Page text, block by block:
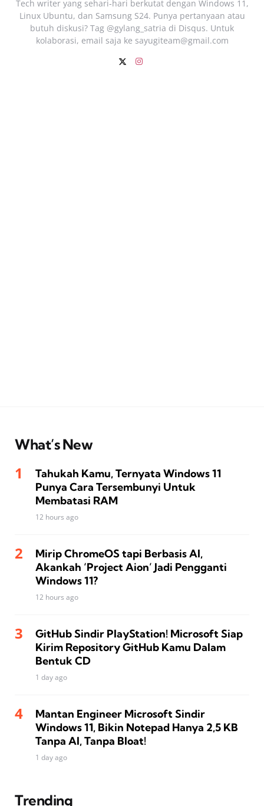
Tech writer yang sehari‑hari berkutat dengan Windows 11,
Linux Ubuntu, dan Samsung S24. Punya pertanyaan atau
butuh diskusi? Tag @gylang_satria di Disqus. Untuk
kolaborasi, email saja ke sayugiteam@gmail.com
What’s New
Tahukah Kamu, Ternyata Windows 11
Punya Cara Tersembunyi Untuk
Membatasi RAM
12 hours ago
Mirip ChromeOS tapi Berbasis AI,
Akankah ‘Project Aion’ Jadi Pengganti
Windows 11?
12 hours ago
GitHub Sindir PlayStation! Microsoft Siap
Kirim Repository GitHub Kamu Dalam
Bentuk CD
1 day ago
Mantan Engineer Microsoft Sindir
Windows 11, Bikin Notepad Hanya 2,5 KB
Tanpa AI, Tanpa Bloat!
1 day ago
Trending